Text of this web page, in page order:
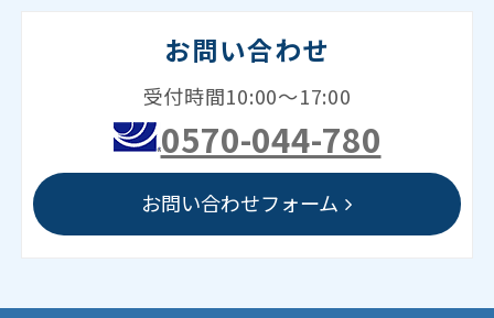
お問い合わせ
受付時間10:00～17:00
0570-044-780
お問い合わせフォーム